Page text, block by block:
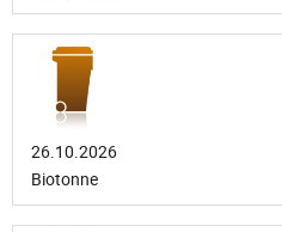
26.10.2026
Biotonne